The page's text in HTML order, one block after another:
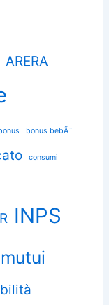
ARERA
bonus bebÃ¨
consumi
INPS
mutui